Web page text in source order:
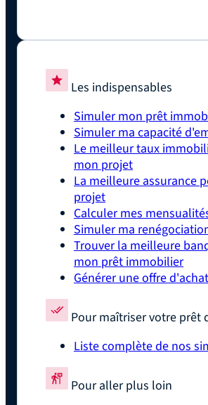
Les indispensables
Simuler mon prêt
Simuler ma capacité
Le meilleur taux
mon projet
La meilleure assurance
projet
Calculer mes
Simuler ma
Trouver la meilleure
mon prêt immobilier
Générer une offre
Pour maîtriser votre prêt
Liste complète de nos
Pour aller plus loin